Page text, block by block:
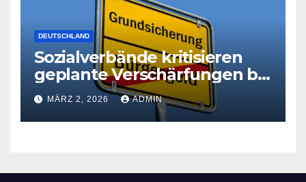
DEUTSCHLAND
Sozialverbände kritisieren
geplante Verschärfungen bei
der Grundsicherung
MÄRZ 2, 2026 ADMIN